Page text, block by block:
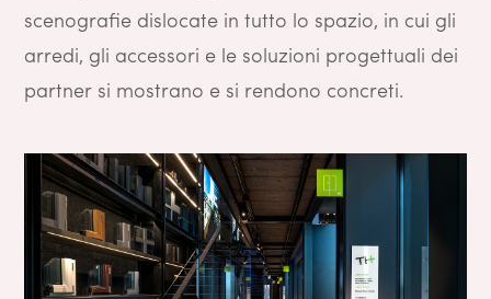
scenografie dislocate in tutto lo spazio, in cui gli
arredi, gli accessori e le soluzioni progettuali dei
partner si mostrano e si rendono concreti.